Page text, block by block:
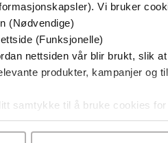
Vi bruker
(Nødvendige)
(Funksjonelle)
nettsiden vår blir brukt, slik
produkter, kampanjer og
samtykke til å bruke cookies
klikke på «Tilpass». Du kan
ikke
Serie